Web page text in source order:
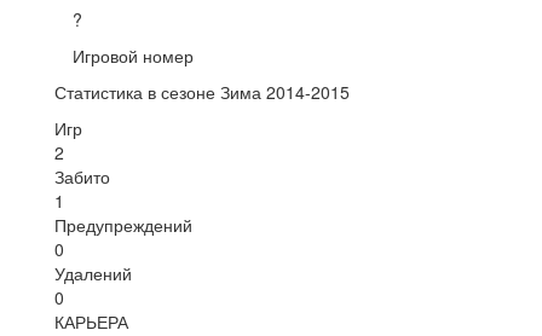
?
Игровой номер
Статистика в сезоне Зима 2014-2015
Игр
2
Забито
1
Предупреждений
0
Удалений
0
КАРЬЕРА